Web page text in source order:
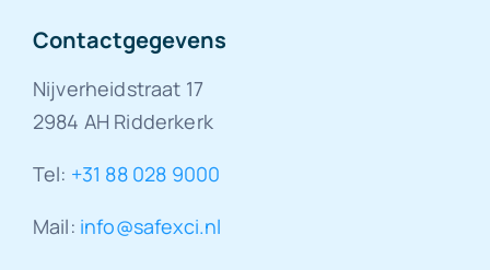
Contactgegevens
Nijverheidstraat 17
2984 AH Ridderkerk
Tel: +31 88 028 9000
Mail: info@safexci.nl